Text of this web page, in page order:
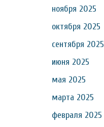
ноября 2025
октября 2025
сентября 2025
июня 2025
мая 2025
марта 2025
февраля 2025